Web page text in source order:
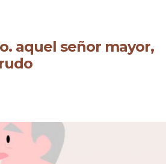
aquel señor mayor,